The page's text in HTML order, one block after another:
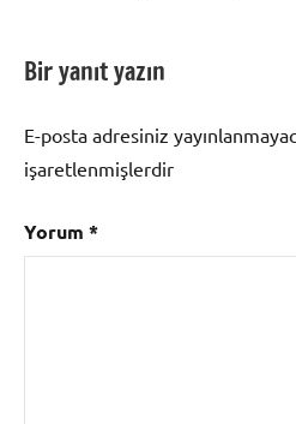
Bir yanıt yazın
E-posta adresiniz
işaretlenmişlerdir
Yorum *